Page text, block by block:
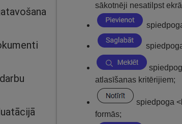
sākotnēji nesatilpst
atlasīšanas kritērijiem;
spiedpoga <
formās;